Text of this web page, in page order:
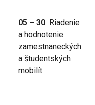
05 – 30 Riadenie
a hodnotenie
zamestnaneckých
a študentských
mobilít